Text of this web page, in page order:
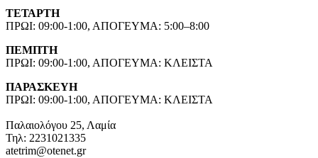
ΤΕΤΑΡΤΗ
ΠΡΩΙ: 09:00-1:00, ΑΠΟΓΕΥΜΑ: 5:00–8:00
ΠΕΜΠΤΗ
ΠΡΩΙ: 09:00-1:00, ΑΠΟΓΕΥΜΑ: ΚΛΕΙΣΤΑ
ΠΑΡΑΣΚΕΥΗ
ΠΡΩΙ: 09:00-1:00, ΑΠΟΓΕΥΜΑ: ΚΛΕΙΣΤΑ
Παλαιολόγου 25, Λαμία
Τηλ: 2231021335
atetrim@otenet.gr